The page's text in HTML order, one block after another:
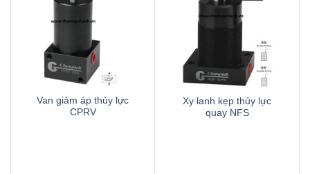
Van giảm áp thủy lực
CPRV
Xy lanh kẹp thủy lực
quay NFS